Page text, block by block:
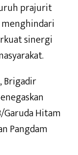
prajurit
sinergi
Brigadir
Hitam
Pangdam